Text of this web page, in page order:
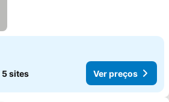
5 sites Ver preços